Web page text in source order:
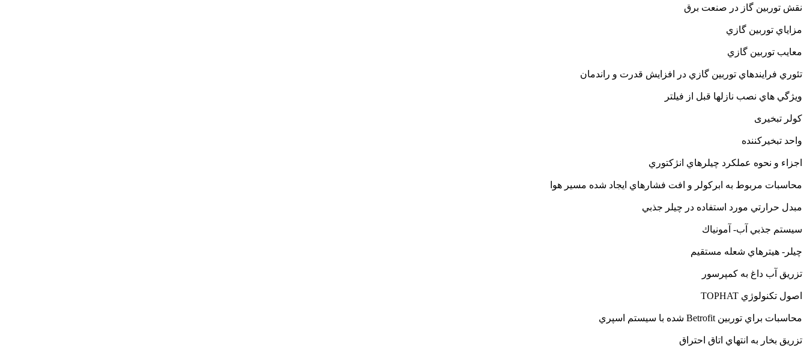
نقش توربين گاز در صنعت برق
مزاياي توربين گازي
معايب توربين گازي
تئوري فرايندهاي توربين گازي در افزايش قدرت و راندمان
ويژگي هاي نصب نازلها قبل از فيلتر
کولر تبخیری
واحد تبخيركننده
اجزاء و نحوه عملكرد چيلرهاي انژكتوري
محاسبات مربوط به ابركولر و افت فشارهاي ايجاد شده مسير هوا
مبدل حرارتي مورد استفاده در چيلر جذبي
سيستم جذبي آب- آمونياك
چيلر- هيترهاي شعله مستقيم
تزريق آب داغ به كمپرسور
اصول تكنولوژي TOPHAT
محاسبات براي توربين Betrofit شده با سيستم اسپري
تزريق بخار به انتهاي اتاق احتراق